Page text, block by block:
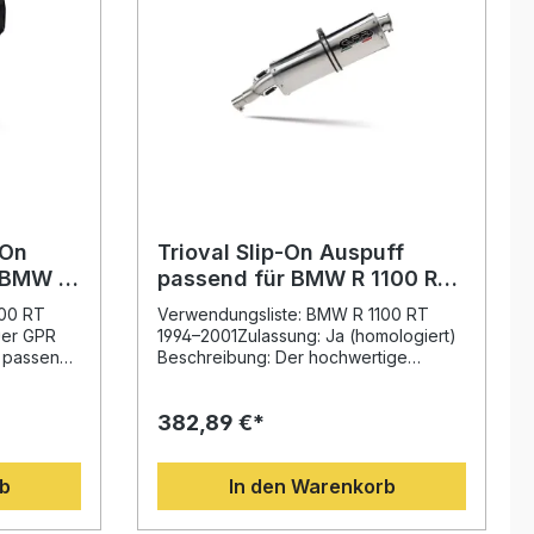
R
RT
GPR
sowie
Trioval Slip-On Auspuff
passend für BMW R 1100 RT
1994-2001
Verwendungsliste: BMW R 1100 RT
1994–2001Zulassung: Ja (homologiert)
Beschreibung: Der hochwertige
und deutliche Performance-
Erfahrung aus der Motorrad-
Weltmeisterschaft steht dieses System
für optimiertes Drehmoment,
gesteigerte Leistung und deutlich
382,89 €*
In den Warenkorb